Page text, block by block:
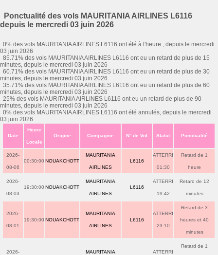
Ponctualité des vols MAURITANIA AIRLINES L6116
depuis le mercredi 03 juin 2026
0% des vols MAURITANIA AIRLINES L6116 ont été à l'heure , depuis le mercredi
03 juin 2026
85.71% des vols MAURITANIA AIRLINES L6116 ont eu un retard de plus de 15
minutes, depuis le mercredi 03 juin 2026
60.71% des vols MAURITANIA AIRLINES L6116 ont eu un retard de plus de 30
minutes, depuis le mercredi 03 juin 2026
35.71% des vols MAURITANIA AIRLINES L6116 ont eu un retard de plus de 60
minutes, depuis le mercredi 03 juin 2026
25% des vols MAURITANIA AIRLINES L6116 ont eu un retard de plus de 90
minutes, depuis le mercredi 03 juin 2026
0% des vols MAURITANIA AIRLINES L6116 ont été annulés, depuis le mercredi
03 juin 2026
Date
Heure
Locale
Origine Compagnie N° de Vol Statut Ponctualité
2026-
08-06
00:30:00 NOUAKCHOTT
MAURITANIA
AIRLINES
L6116
ATTERRI
01:30
Retard de 1
heure
2026-
08-03
19:30:00 NOUAKCHOTT
MAURITANIA
AIRLINES
L6116
ATTERRI
19:42
Retard de 12
minutes
2026-
08-01
19:30:00 NOUAKCHOTT
MAURITANIA
AIRLINES
L6116
ATTERRI
23:10
Retard de 3
heures et 40
minutes
2026- MAURITANIA ATTERRI
Retard de 1